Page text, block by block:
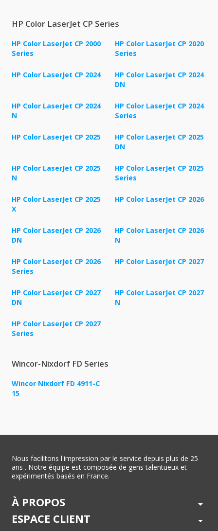
HP Color LaserJet CP Series
HP Color LaserJet CP 2000
Series
HP Color LaserJet CP 2020
Series
HP Color LaserJet CP 2024
HP Color LaserJet CP 2024
DN
HP Color LaserJet CP 2024
N
HP Color LaserJet CP 2024
Series
HP Color LaserJet CP 2025
HP Color LaserJet CP 2025
DN
HP Color LaserJet CP 2025
N
HP Color LaserJet CP 2025
Series
HP Color LaserJet CP 2025
X
HP Color LaserJet CP 2026
HP Color LaserJet CP 2026
DN
HP Color LaserJet CP 2026
N
HP Color LaserJet CP 2026
Series
HP Color LaserJet CP 2027
HP Color LaserJet CP 2027
DN
HP Color LaserJet CP 2027
N
HP Color LaserJet CP 2027
Series
Wincor-Nixdorf FD Series
Wincor Nixdorf FD 4911-C
15
Nous facilitons l'impression par le service depuis plus de 25
ans . Notre équipe est composée de gens talentueux et
expérimentés basés en France.
À PROPOS arrow_drop_down
ESPACE CLIENT arrow_drop_down